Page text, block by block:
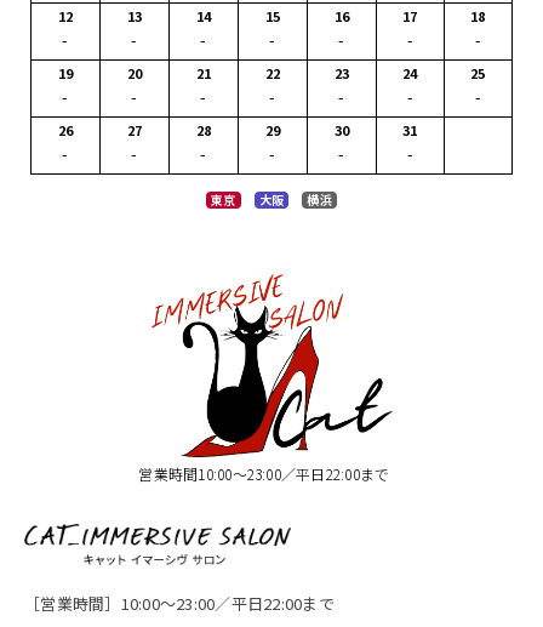
12
-
13
-
14
-
15
-
16
-
17
-
18
-
19
-
20
-
21
-
22
-
23
-
24
-
25
-
26
-
27
-
28
-
29
-
30
-
31
-
東京 大阪 横浜
営業時間10:00〜23:00／平日22:00まで
［営業時間］10:00〜23:00／平日22:00まで